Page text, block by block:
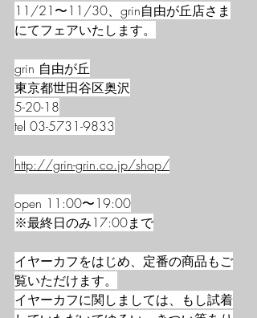
11/21〜11/30、grin自由が丘店さま
にてフェアいたします。
grin 自由が丘
東京都世田谷区奥沢
5-20-18
tel 03-5731-9833
http://grin-grin.co.jp/shop/
open 11:00〜19:00
※最終日のみ17:00まで
イヤーカフをはじめ、定番の商品もご
覧いただけます。
イヤーカフに関しましては、もし試着